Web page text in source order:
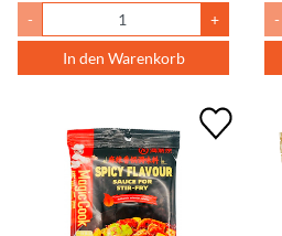
- +
In den Warenkorb
-